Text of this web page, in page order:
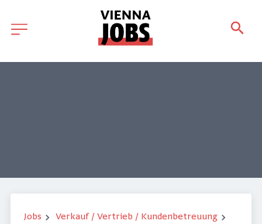
Jobs
Verkauf / Vertrieb / Kundenbetreuung